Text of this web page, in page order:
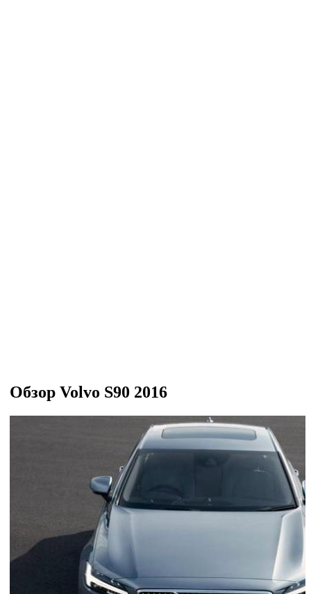
Обзор Volvo S90 2016